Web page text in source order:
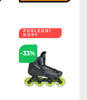
POSLEDNÍ
KUSY
-33%